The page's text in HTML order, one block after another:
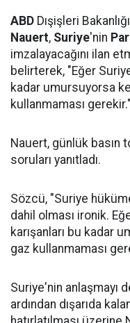
ABD Dışişleri
Nauert, Suriye'nin
imzalayacağını ilan
belirterek, "Eğer
kadar umursuyorsa
kullanmaması
Nauert, günlük basın
soruları yanıtladı.
Sözcü, "Suriye
dahil olması ironik.
karışanları bu kadar
gaz kullanmaması
Suriye'nin anlaşmayı
ardından dışarıda